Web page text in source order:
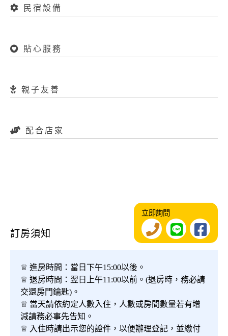
民宿設備
貼心服務
親子友善
配合店家
訂房須知
立即詢問
♕ 進房時間：當日下午15:00以後。
♕ 退房時間：翌日上午11:00以前。(退房時，務必請
交還房門鑰匙)。
♕ 當天請依約定人數入住，人數或房間數量若有增
減請務必事先告知。
♕ 入住時請出示您的證件，以便辦理登記，並繳付